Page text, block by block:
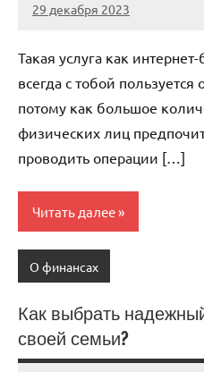
29 декабря 2023
autotravel03
Нет
Такая услуга как
всегда с тобой
потому как большое
физических лиц
проводить операции […]
Читать далее
О финансах
Как выбрать
своей семьи?